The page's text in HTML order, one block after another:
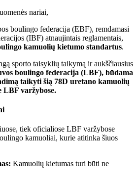
nariai,
boulingo federacija (EBF), remdamasi
(IBF) atnaujintais reglamentais,
kamuolių kietumo standartus.
sporto taisyklių taikymą ir aukščiausius
boulingo federacija (LBF), būdama
taikyti šią 78D uretano kamuolių
LBF varžybose.
tiek oficialiose LBF varžybose
kamuoliai, kurie atitinka šiuos
Kamuolių kietumas turi būti ne